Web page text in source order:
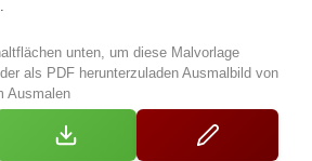
unten, um diese Malvorlage
als PDF herunterzuladen Ausmalbild von
Ausmalen